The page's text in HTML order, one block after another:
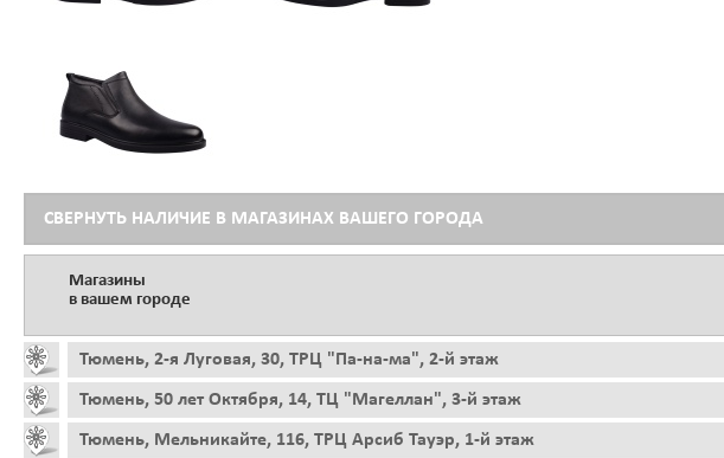
СВЕРНУТЬ НАЛИЧИЕ В МАГАЗИНАХ ВАШЕГО ГОРОДА
Магазины
в вашем городе
Тюмень, 2-я Луговая, 30, ТРЦ "Па-на-ма", 2-й этаж
Тюмень, 50 лет Октября, 14, ТЦ "Магеллан", 3-й этаж
Тюмень, Мельникайте, 116, ТРЦ Арсиб Тауэр, 1-й этаж